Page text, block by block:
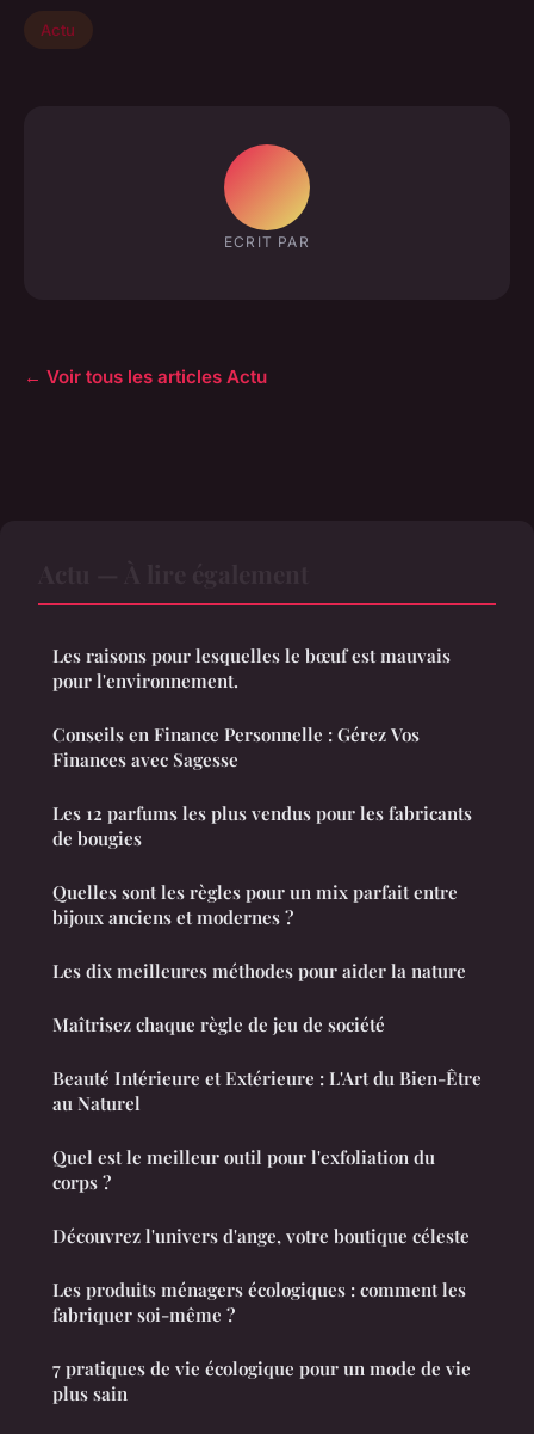
Actu
ECRIT PAR
← Voir tous les articles Actu
Les raisons pour lesquelles le bœuf est mauvais
pour l'environnement.
Conseils en Finance Personnelle : Gérez Vos
Finances avec Sagesse
Les 12 parfums les plus vendus pour les fabricants
de bougies
Quelles sont les règles pour un mix parfait entre
bijoux anciens et modernes ?
Les dix meilleures méthodes pour aider la nature
Maîtrisez chaque règle de jeu de société
Beauté Intérieure et Extérieure : L'Art du Bien-Être
au Naturel
Quel est le meilleur outil pour l'exfoliation du
corps ?
Découvrez l'univers d'ange, votre boutique céleste
Les produits ménagers écologiques : comment les
fabriquer soi-même ?
7 pratiques de vie écologique pour un mode de vie
plus sain